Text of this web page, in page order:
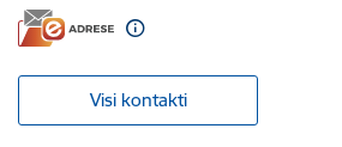
Visi kontakti